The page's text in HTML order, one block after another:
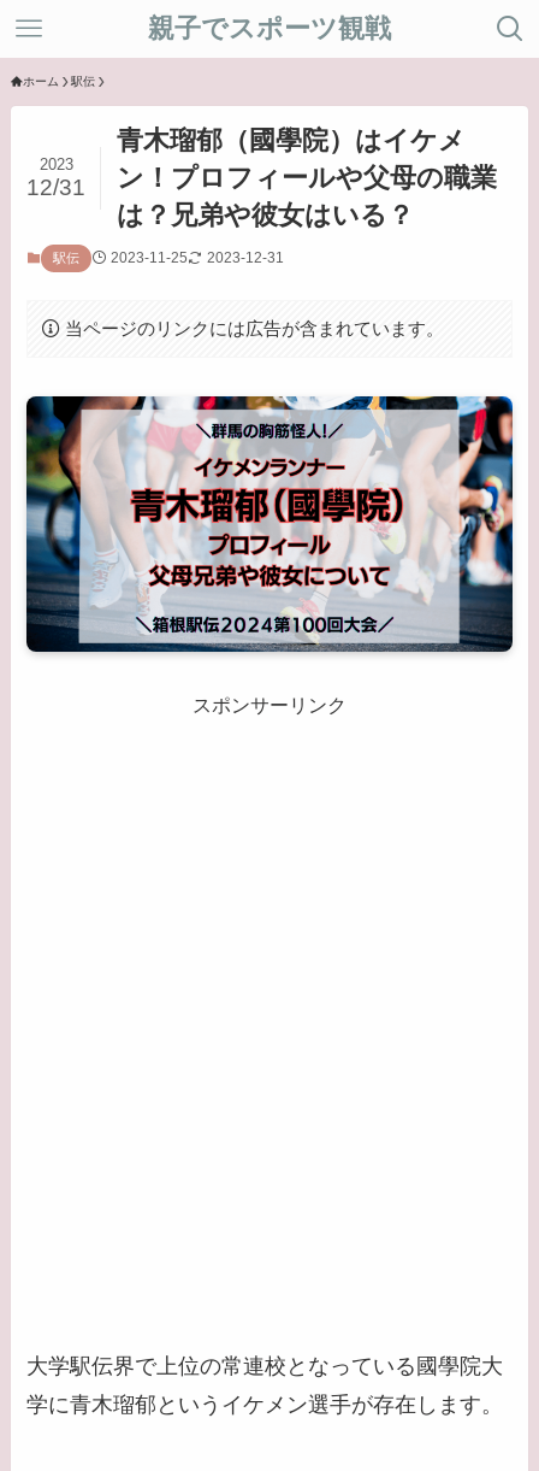
親子でスポーツ観戦
ホーム 駅伝
青木瑠郁（國學院）はイケメ
ン！プロフィールや父母の職業
は？兄弟や彼女はいる？
2023
12/31
駅伝 2023-11-25 2023-12-31
当ページのリンクには広告が含まれています。
スポンサーリンク
大学駅伝界で上位の常連校となっている國學院大
学に青木瑠郁というイケメン選手が存在します。